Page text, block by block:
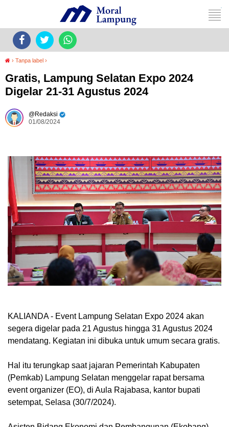
› Tanpa label ›
Gratis, Lampung Selatan Expo 2024
Digelar 21-31 Agustus 2024
Redaksi
01/08/2024
KALIANDA - Event Lampung Selatan Expo 2024 akan
segera digelar pada 21 Agustus hingga 31 Agustus 2024
mendatang. Kegiatan ini dibuka untuk umum secara gratis.
Hal itu terungkap saat jajaran Pemerintah Kabupaten
(Pemkab) Lampung Selatan menggelar rapat bersama
event organizer (EO), di Aula Rajabasa, kantor bupati
setempat, Selasa (30/7/2024).